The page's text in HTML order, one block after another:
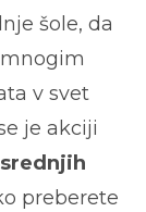
šole, da
v svet
je akciji
srednjih
preberete